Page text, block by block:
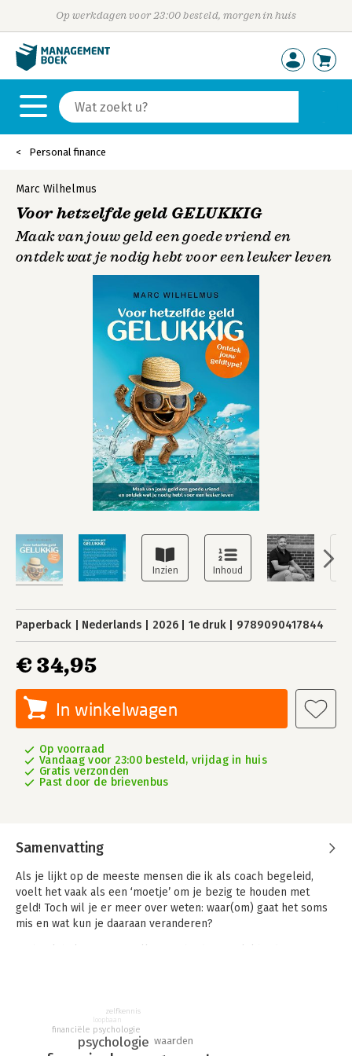
Op werkdagen voor 23:00 besteld, morgen in huis
Personal finance
Marc Wilhelmus
Voor hetzelfde geld GELUKKIG
Maak van jouw geld een goede vriend en
ontdek wat je nodig hebt voor een leuker leven
Paperback Nederlands 2026 1e druk 9789090417844
€ 34,95
In winkelwagen
Op voorraad
Vandaag voor 23:00 besteld, vrijdag in huis
Gratis verzonden
Past door de brievenbus
Samenvatting
Als je lijkt op de meeste mensen die ik als coach begeleid,
voelt het vaak als een ‘moetje’ om je bezig te houden met
geld! Toch wil je er meer over weten: waar(om) gaat het soms
mis en wat kun je daaraan veranderen?
écht toe doet. Je leert je sterkste geldtype(s) kennen, zodat je
meer bewust van je relatie met geld wordt en in beweging
komt. Zodat je ook je geldgedrag en je relatie met geld
psychologie waarden
financiële psychologie
loopbaan
zelfkennis